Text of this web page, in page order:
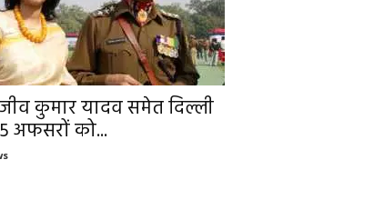
कुमार यादव समेत दिल्ली
अफसरों को...